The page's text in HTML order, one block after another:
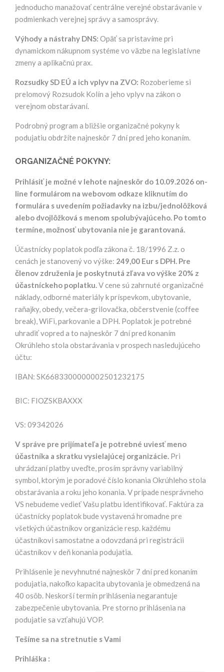
jednoducho manažovať centrálne verejné obstarávanie v
podmienkach verejnej správy a samosprávy.
Výhody a nástrahy DNS: Opäť sa pristavíme pri
dynamickom nákupnom systéme vo väzbe na legislatívne
zmeny a aplikačnú prax.
Rozsudky SD EÚ a ich vplyv na ZVO: Rozoberieme si
prelomový Rozsudok Kolín a jeho vplyv na zákon o
verejnom obstarávaní.
Podrobný program a bližšie organizačné pokyny k
podujatiu obdržíte najneskôr 7 dní pred jeho konaním.
ORGANIZAČNÉ POKYNY:
Prihlásiť je možné v lehote najneskôr do 10.09.2026 on-
line formulárom na webovom odkaze kliknutím do
formulára s uvedením požiadavky na izbu/jednolôžková
alebo dvojlôžková s menom spolubývajúceho. Po tomto
termíne, možnosť ubytovania nie je garantovaná.
Účastnícky poplatok podľa zákona č. 18/1996 Z.z. o
cenách je stanovený vo výške: 249,00 Eur s DPH. Pre
členov združenia je poskytnutá zľava vo výške 20% z
účastníckeho poplatku.V cene sú zahrnuté organizačné
náklady, odborné materiály k príspevkom, ubytovanie,
raňajky, obedy, večera-grilovačka, občerstvenie (coffee
break), WiFi, parkovanie a DPH. Poplatok je potrebné
uhradiť vopred a to najneskôr 7 dní pred konaním
Okrúhleho stola obstarávania v prospech nasledujúceho
účtu:
IBAN: SK6683300000002501232175
BIC: FIOZSKBAXXX
VS: 09342026
V správe pre prijímateľa je potrebné uviesť meno
účastníka a skratku vysielajúcej organizácie. Pri
uhrádzaní platby uveďte, prosím správny variabilný
symbol, ktorým je poradové číslo konania Okrúhleho stola
obstarávania a roku jeho konania. V prípade nesprávneho
VS nebudeme vedieť Vašu platbu identifikovať. Faktúra za
účastnícky poplatok bude vystavená hromadne pre
všetkých účastníkov organizácie resp. každému
účastníkovi samostatne a odovzdaná pri registrácii
účastníkov v deň konania podujatia.
Prihlásenie je nevyhnutné najneskôr 7 dní pred konaním
podujatia, nakoľko kapacita ubytovania je obmedzená na
40 osôb. Neskorší termín prihlásenia negarantuje
zabezpečenie ubytovania. Pre storno prihlásenia na
podujatie sa vzťahujú VOP.
Tešíme sa na stretnutie s Vami
Prihláška :